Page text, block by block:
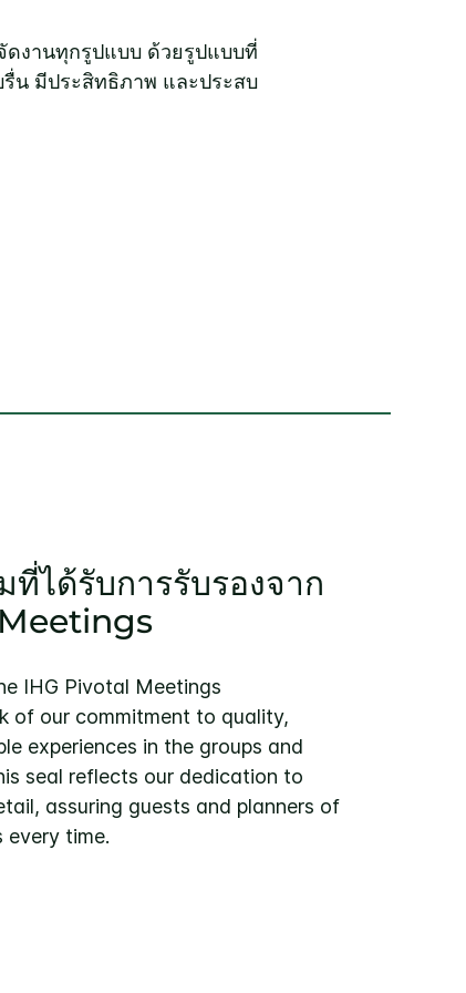
ดงานทุกรูปแบบ ด้วยรูปแบบที่
น มีประสิทธิภาพ และประสบ
ที่ได้รับการรับรองจาก
IHG Pivotal Meetings
of our commitment to quality,
experiences in the groups and
seal reflects our dedication to
assuring guests and planners of
every time.